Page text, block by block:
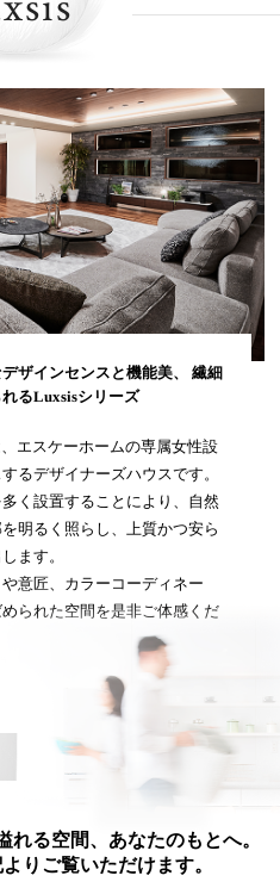
ザインセンスと機能美、 繊細
るLuxsisシリーズ
スケーホームの専属女性設
るデザイナーズハウスです。
く設置することにより、自然
明るく照らし、上質かつ安ら
ます。
意匠、カラーコーディネー
られた空間を是非ご体感くだ
れる空間、あなたのもとへ。
りご覧いただけます。